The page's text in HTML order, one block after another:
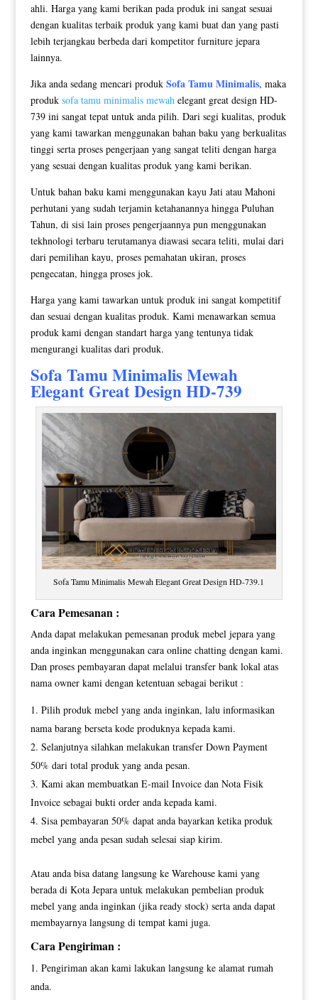
ahli. Harga yang kami berikan pada produk ini sangat sesuai
dengan kualitas terbaik produk yang kami buat dan yang pasti
lebih terjangkau berbeda dari kompetitor furniture jepara
lainnya.
Jika anda sedang mencari produk Sofa Tamu Minimalis, maka
produk sofa tamu minimalis mewahelegant great design HD-
739 ini sangat tepat untuk anda pilih. Dari segi kualitas, produk
yang kami tawarkan menggunakan bahan baku yang berkualitas
tinggi serta proses pengerjaan yang sangat teliti dengan harga
yang sesuai dengan kualitas produk yang kami berikan.
Untuk bahan baku kami menggunakan kayu Jati atau Mahoni
perhutani yang sudah terjamin ketahanannya hingga Puluhan
Tahun, di sisi lain proses pengerjaannya pun menggunakan
tekhnologi terbaru terutamanya diawasi secara teliti, mulai dari
dari pemilihan kayu, proses pemahatan ukiran, proses
pengecatan, hingga proses jok.
Harga yang kami tawarkan untuk produk ini sangat kompetitif
dan sesuai dengan kualitas produk. Kami menawarkan semua
produk kami dengan standart harga yang tentunya tidak
mengurangi kualitas dari produk.
Sofa Tamu MinimalisMewah
Elegant Great Design HD-739
Sofa Tamu Minimalis Mewah Elegant Great Design HD-739.1
Cara Pemesanan :
Anda dapat melakukan pemesanan produk mebel jepara yang
anda inginkan menggunakan cara online chatting dengan kami.
Dan proses pembayaran dapat melalui transfer bank lokal atas
nama owner kami dengan ketentuan sebagai berikut :
Pilih produk mebel yang anda inginkan, lalu informasikan
nama barang berseta kode produknya kepada kami.
Selanjutnya silahkan melakukan transfer Down Payment
50% dari total produk yang anda pesan.
Kami akan membuatkan E-mail Invoice dan Nota Fisik
Invoice sebagai bukti order anda kepada kami.
Sisa pembayaran 50% dapat anda bayarkan ketika produk
mebel yang anda pesan sudah selesai siap kirim.
Atau anda bisa datang langsung ke Warehouse kami yang
berada di Kota Jepara untuk melakukan pembelian produk
mebel yang anda inginkan (jika ready stock) serta anda dapat
membayarnya langsung di tempat kami juga.
Cara Pengiriman :
Pengiriman akan kami lakukan langsung ke alamat rumah
anda.